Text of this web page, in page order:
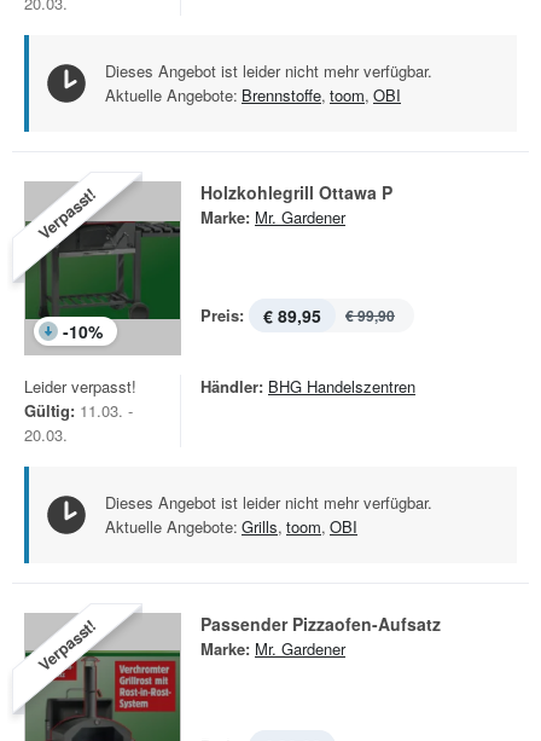
Dieses Angebot ist leider nicht mehr verfügbar.
Aktuelle Angebote: Brennstoffe, toom, OBI
Verpasst!
-10%
Holzkohlegrill Ottawa P
Marke: Mr. Gardener
Preis: € 89,95 € 99,90
Leider verpasst!
Gültig: 11.03. -
20.03.
Händler: BHG Handelszentren
Dieses Angebot ist leider nicht mehr verfügbar.
Aktuelle Angebote: Grills, toom, OBI
Verpasst! Passender Pizzaofen-Aufsatz
Marke: Mr. Gardener